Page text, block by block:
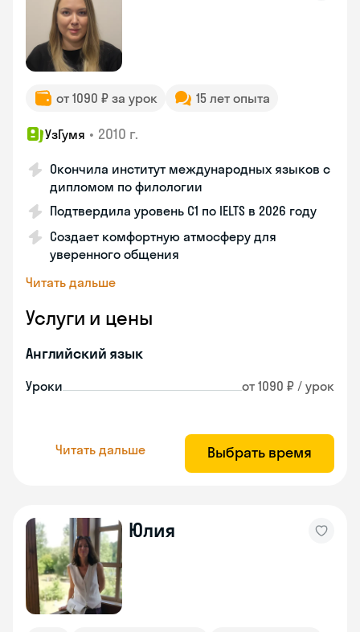
от 1090 ₽ за урок 15 лет опыта
УзГумя • 2010 г.
Окончила институт международных языков с
дипломом по филологии
Подтвердила уровень C1 по IELTS в 2026 году
Создает комфортную атмосферу для
уверенного общения
Читать дальше
Услуги и цены
Английский язык
Уроки от 1090 ₽ / урок
Читать дальше Выбрать время
Юлия